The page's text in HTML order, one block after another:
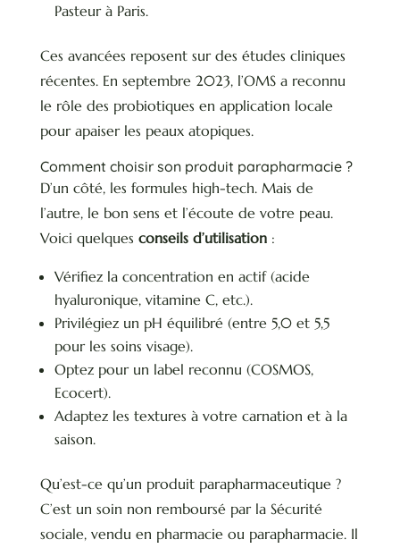
Pasteur à Paris.
Ces avancées reposent sur des études cliniques
récentes. En septembre 2023, l’OMS a reconnu
le rôle des probiotiques en application locale
pour apaiser les peaux atopiques.
Comment choisir son produit parapharmacie ?
D’un côté, les formules high-tech. Mais de
l’autre, le bon sens et l’écoute de votre peau.
Voici quelques conseils d’utilisation:
Vérifiez la concentration en actif (acide
hyaluronique, vitamine C, etc.).
Privilégiez un pH équilibré (entre 5,0 et 5,5
pour les soins visage).
Optez pour un label reconnu (COSMOS,
Ecocert).
Adaptez les textures à votre carnation et à la
saison.
Qu’est-ce qu’un produit parapharmaceutique ?
C’est un soin non remboursé par la Sécurité
sociale, vendu en pharmacie ou parapharmacie. Il